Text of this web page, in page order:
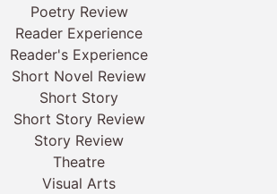
Poetry Review
Reader Experience
Reader's Experience
Short Novel Review
Short Story
Short Story Review
Story Review
Theatre
Visual Arts